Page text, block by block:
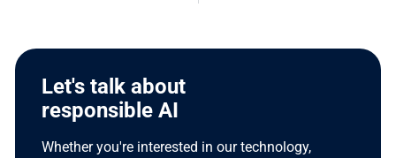
Let's talk about
responsible AI
Whether you're interested in our technology,